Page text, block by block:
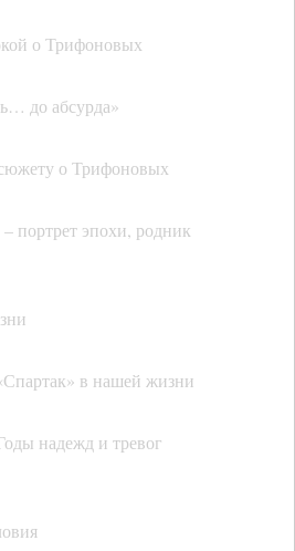
о Трифоновых
до абсурда»
о Трифоновых
портрет эпохи, родник
в нашей жизни
надежд и тревог